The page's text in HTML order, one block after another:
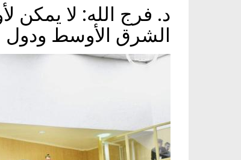
د. فرج الله: لا يمكن
الشرق الأوسط ودول